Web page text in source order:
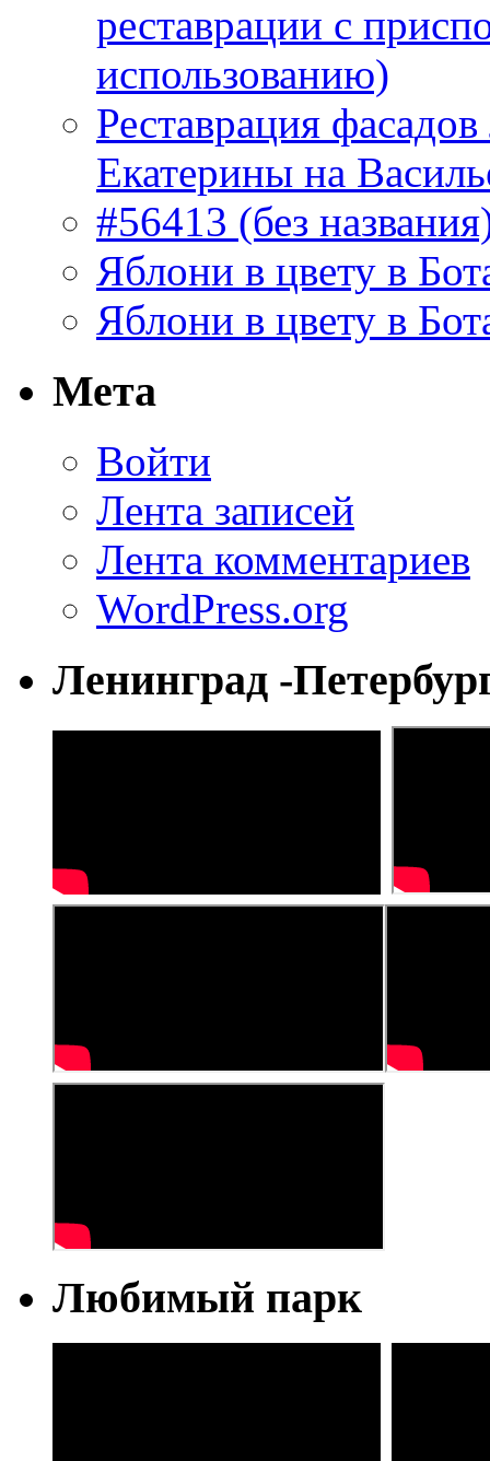
реставрации с
использованию)
Реставрация
Екатерины на
#56413 (без
Яблони в цвету в
Яблони в цвету в
Мета
Войти
Лента записей
Лента комментариев
WordPress.org
Ленинград -
Любимый парк